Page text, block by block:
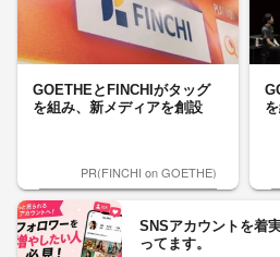
GOETHEとFINCHIがタッグ
を組み、新メディアを創設
PR(FINCHI on GOETHE)
SNSアカウントを着
ってます。